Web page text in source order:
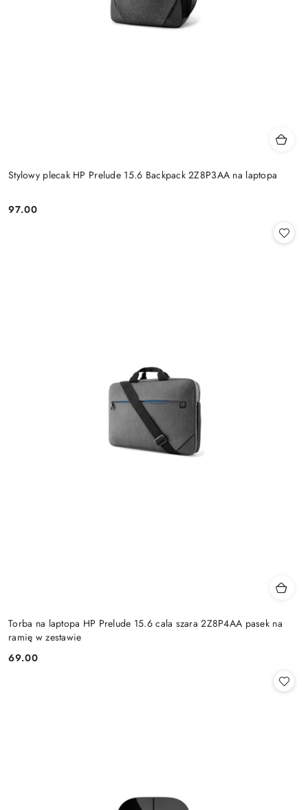
Stylowy plecak HP Prelude 15.6 Backpack 2Z8P3AA na laptopa
Cena:
97.00
Torba na laptopa HP Prelude 15.6 cala szara 2Z8P4AA pasek na
ramię w zestawie
Cena:
69.00